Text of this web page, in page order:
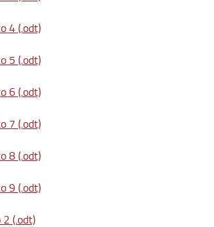
4 (.odt)
5 (.odt)
6 (.odt)
7 (.odt)
8 (.odt)
9 (.odt)
2 (.odt)